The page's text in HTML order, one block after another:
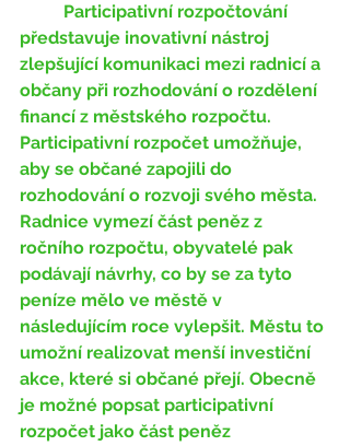
představuje inovativní nástroj
zlepšující komunikaci mezi radnicí a
občany při rozhodování o rozdělení
financí z městského rozpočtu.
Participativní rozpočet umožňuje,
aby se občané zapojili do
rozhodování o rozvoji svého města.
Radnice vymezí část peněz z
ročního rozpočtu, obyvatelé pak
podávají návrhy, co by se za tyto
peníze mělo ve městě v
následujícím roce vylepšit. Městu to
umožní realizovat menší investiční
akce, které si občané přejí. Obecně
je možné popsat participativní
rozpočet jako část peněz